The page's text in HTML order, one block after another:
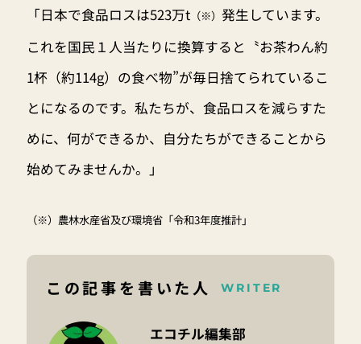
「日本で食品ロスは523万t（※） 発生しています。
これを国民１人当たりに換算すると〝お茶わん約
1杯（約114g）の食べ物”が毎日捨てられているこ
とになるのです。私たちが、食品ロスを減らすた
めに、何ができるか、自分たちができることから
始めてみませんか。」
（※）農林水産省及び環境省「令和3年度推計」
この記事を書いた人 WRITER
エコチル編集部